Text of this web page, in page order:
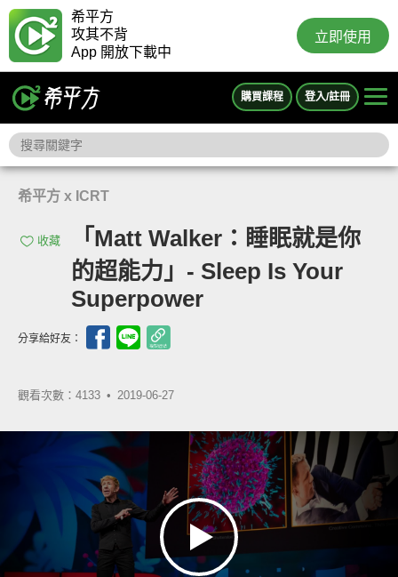
希平方
攻其不背
App 開放下載中
立即使用
購買課程 登入/註冊
希平方 x ICRT
收藏
「Matt Walker：睡眠就是你
的超能力」- Sleep Is Your
Superpower
分享給好友：
觀看次數：4133 • 2019-06-27